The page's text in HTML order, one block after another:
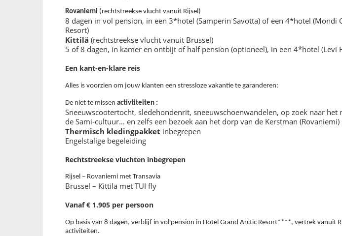
Rovaniemi (rechtstreekse vlucht vanuit Rijsel)
8 dagen in vol pension, in een 3*hotel (Samperin Savotta) of een 4*hotel (Mondi
Resort)
Kittilä (rechtstreekse vlucht vanuit Brussel)
5 of 8 dagen, in kamer en ontbijt of half pension (optioneel), in een 4*hotel (Levi
Een kant-en-klare reis
Alles is voorzien om jouw klanten een stressloze vakantie te garanderen:
De niet te missen activtiteiten :
Sneeuwscootertocht, sledehondenrit, sneeuwschoenwandelen, op zoek naar
de Sami-cultuur… en zelfs een bezoek aan het dorp van de Kerstman
Thermisch kledingpakket inbegrepen
Engelstalige begeleiding
Rechtstreekse vluchten inbegrepen
Rijsel – Rovaniemi met Transavia
Brussel – Kittilä met TUI fly
Vanaf € 1.905 per persoon
Op basis van 8 dagen, verblijf in vol pension in Hotel Grand Arctic Resort****, vertrek vanuit
activiteiten.